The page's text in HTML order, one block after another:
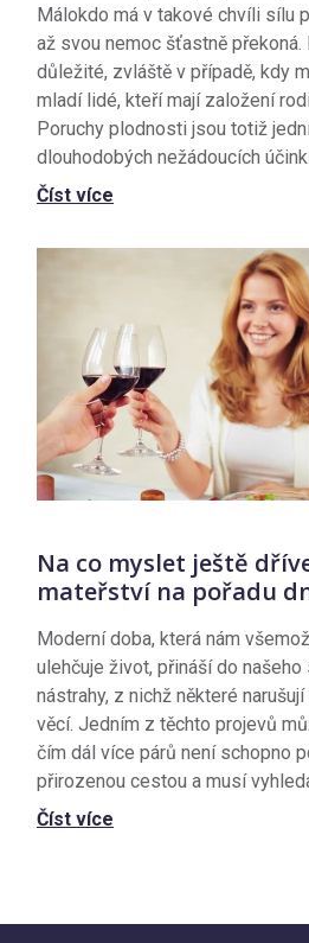
Málokdo má v takové chvíli sílu
až svou nemoc šťastně
důležité, zvláště v případě, kdy
mladí lidé, kteří mají založení
Poruchy plodnosti jsou totiž
dlouhodobých nežádoucích
Číst více
Na co myslet ještě
mateřství na pořadu
Moderní doba, která nám
ulehčuje život, přináší do našeho
nástrahy, z nichž některé
věcí. Jedním z těchto projevů
čím dál více párů není schopno
přirozenou cestou a musí
Číst více